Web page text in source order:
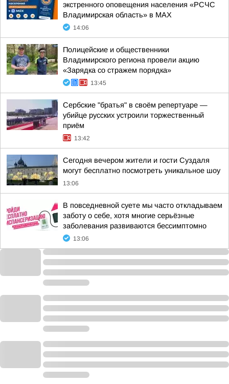
экстренного оповещения населения «РСЧС
Владимирская область» в МАХ
14:06
Полицейские и общественники
Владимирского региона провели акцию
«Зарядка со стражем порядка»
13:45
Сербские "братья" в своём репертуаре —
убийце русских устроили торжественный
приём
13:42
Сегодня вечером жители и гости Суздаля
могут бесплатно посмотреть уникальное шоу
13:06
В повседневной суете мы часто откладываем
заботу о себе, хотя многие серьёзные
заболевания развиваются бессимптомно
13:06